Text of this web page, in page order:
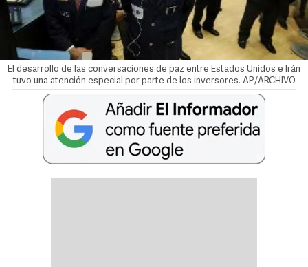
El desarrollo de las conversaciones de paz entre Estados Unidos e Irán
tuvo una atención especial por parte de los inversores. AP/ARCHIVO